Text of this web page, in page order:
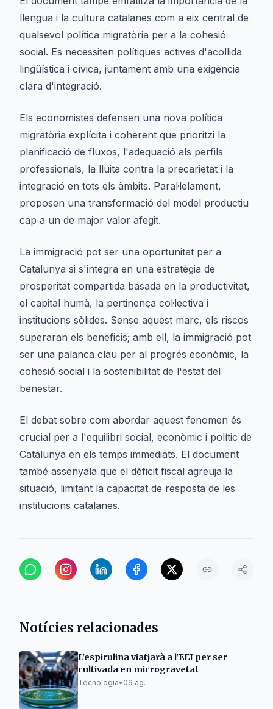
llengua i la cultura catalanes com a eix central de
qualsevol política migratòria per a la cohesió
social. Es necessiten polítiques actives d'acollida
lingüística i cívica, juntament amb una exigència
clara d'integració.
Els economistes defensen una nova política
migratòria explícita i coherent que prioritzi la
planificació de fluxos, l'adequació als perfils
professionals, la lluita contra la precarietat i la
integració en tots els àmbits. Paral·lelament,
proposen una transformació del model productiu
cap a un de major valor afegit.
La immigració pot ser una oportunitat per a
Catalunya si s'integra en una estratègia de
prosperitat compartida basada en la productivitat,
el capital humà, la pertinença col·lectiva i
institucions sòlides. Sense aquest marc, els riscos
superaran els beneficis; amb ell, la immigració pot
ser una palanca clau per al progrés econòmic, la
cohesió social i la sostenibilitat de l'estat del
benestar.
El debat sobre com abordar aquest fenomen és
crucial per a l'equilibri social, econòmic i polític de
Catalunya en els temps immediats. El document
també assenyala que el dèficit fiscal agreuja la
situació, limitant la capacitat de resposta de les
institucions catalanes.
Notícies relacionades
L'espirulina viatjarà a l'EEI per ser
cultivada en microgravetat
Tecnologia• 09 ag.